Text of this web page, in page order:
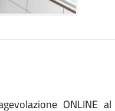
ONLINE